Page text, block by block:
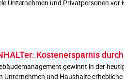
Unternehmen und Privatpersonen
Kostenersparnis
gewinnt in der
Unternehmen und Haushalte